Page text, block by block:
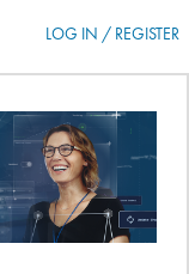
LOG IN / REGISTER